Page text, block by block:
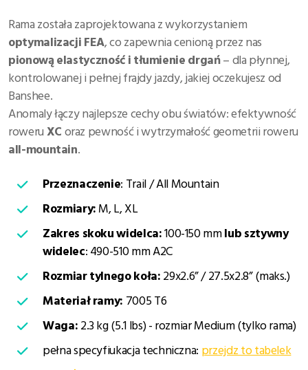
Rama została zaprojektowana z wykorzystaniem
optymalizacji FEA, co zapewnia cenioną przez nas
pionową elastyczność i tłumienie drgań– dla płynnej,
kontrolowanej i pełnej frajdy jazdy, jakiej oczekujesz od
Banshee.
Anomaly łączy najlepsze cechy obu światów: efektywność
roweruXCoraz pewność i wytrzymałość geometrii roweru
all-mountain.
Przeznaczenie: Trail / All Mountain
Rozmiary:M, L, XL
Zakres skoku widelca:100-150 mmlub sztywny
widelec: 490-510 mm A2C
Rozmiar tylnego koła:29x2.6” / 27.5x2.8” (maks.)
Materiał ramy: 7005 T6
Waga:2.3 kg (5.1 lbs) - rozmiar Medium (tylko rama)
pełna specyfiukacja techniczna: przejdz to tabelek